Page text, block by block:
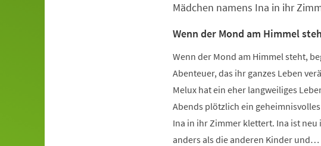
Mädchen namens Ina in ihr
Wenn der Mond am Himmel
Wenn der Mond am Himmel steht,
Abenteuer, das ihr ganzes Leben
Melux hat ein eher langweiliges
Abends plötzlich ein
Ina in ihr Zimmer klettert. Ina ist neu
anders als die anderen Kinder